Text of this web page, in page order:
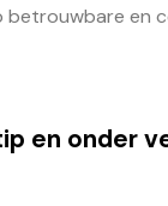
en
en onder